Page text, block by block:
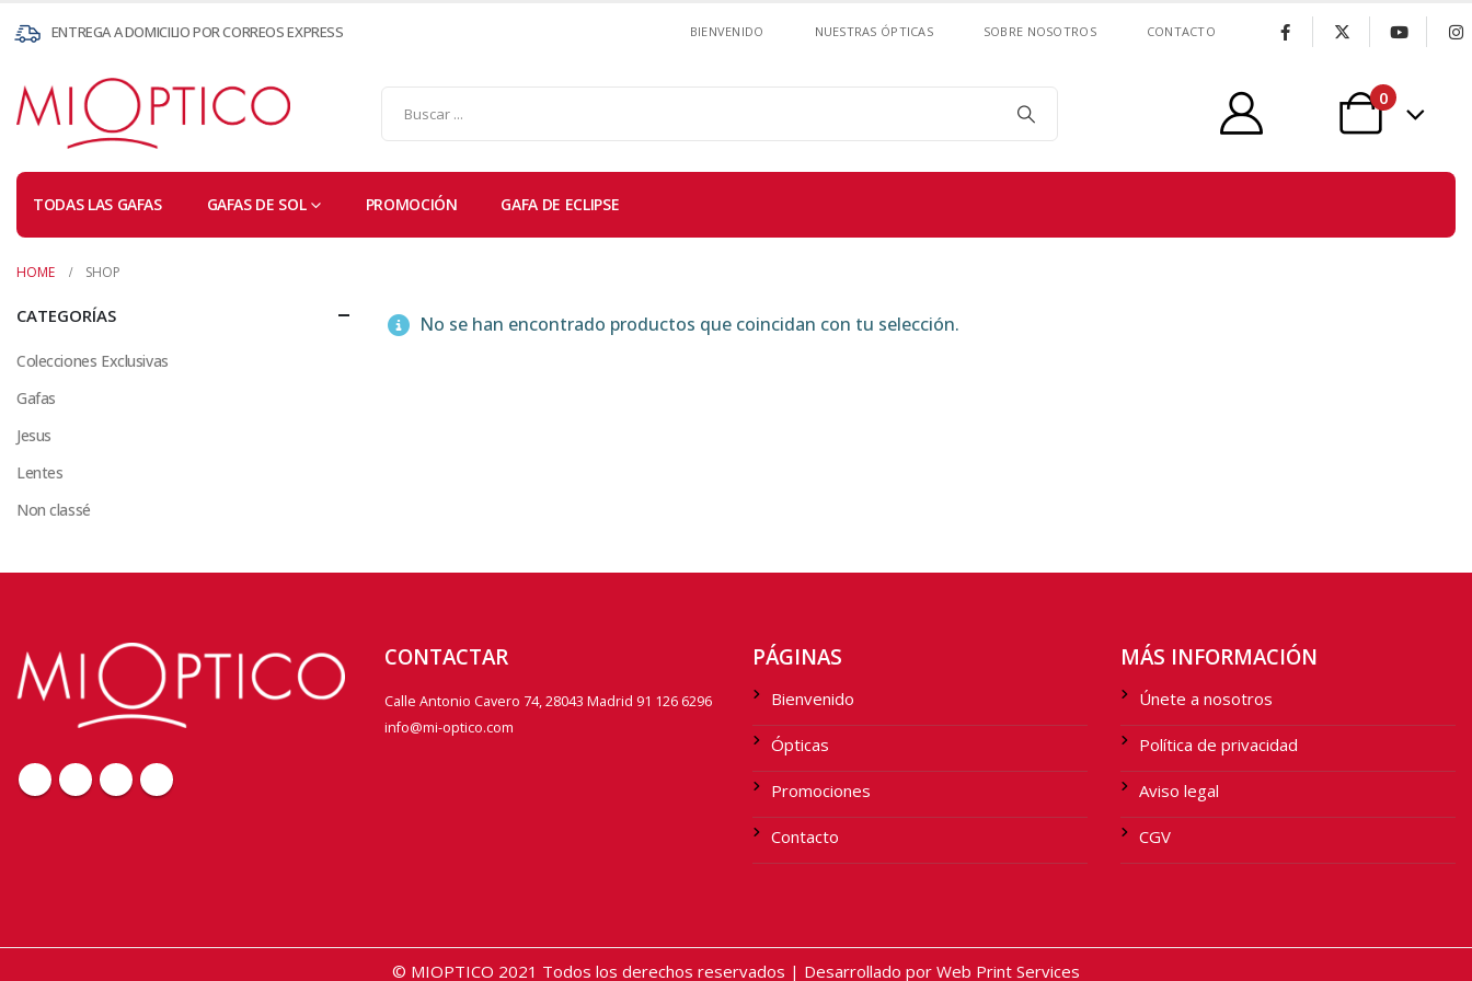
ENTREGA A DOMICILIO POR CORREOS EXPRESS BIENVENIDO NUESTRAS ÓPTICAS SOBRE NOSOTROS CONTACTO
0
TODAS LAS GAFAS GAFAS DE SOL PROMOCIÓN GAFA DE ECLIPSE
HOME SHOP
No se han encontrado productos que coincidan con tu selección.
CATEGORÍAS
Colecciones Exclusivas
Gafas
Jesus
Lentes
Non classé
CONTACTAR
Calle Antonio Cavero 74, 28043 Madrid 91 126 6296
info@mi-optico.com
PÁGINAS
Bienvenido
Ópticas
Promociones
Contacto
MÁS INFORMACIÓN
Únete a nosotros
Política de privacidad
Aviso legal
CGV
© MIOPTICO 2021 Todos los derechos reservados | Desarrollado por Web Print Services